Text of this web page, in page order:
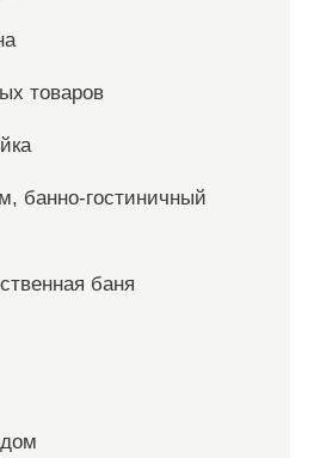
товаров
банно-гостиничный
баня